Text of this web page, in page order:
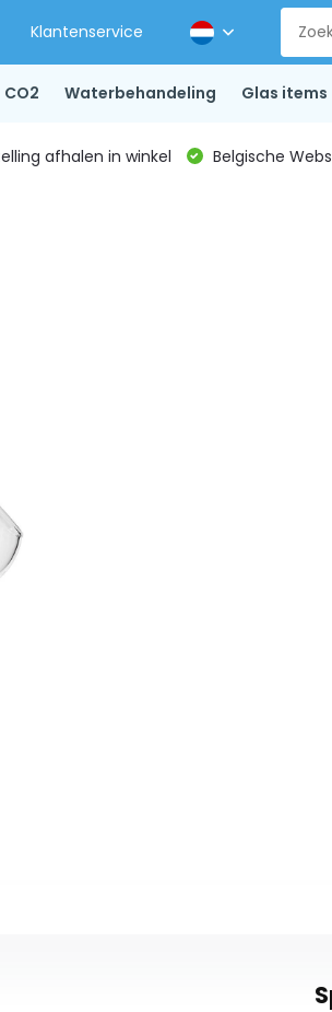
Klantenservice
CO2 Waterbehandeling Glas items
afhalen in winkel Belgische